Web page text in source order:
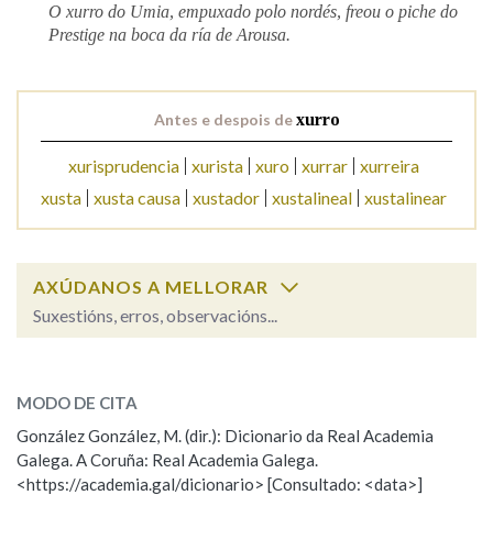
Na fraseoloxía
OUTRAS OPCIÓNS DE BUSCA
Marcas gramaticais
LIMPAR BUSCA
O xurro do Umia, empuxado polo nordés, freou o piche do
Prestige na boca da ría de Arousa.
Antes e despois dexurro
xurisprudencia xurista xuro xurrar xurreira
xusta xusta causa xustador xustalineal xustalinear
AXÚDANOS A MELLORAR
Suxestións, erros, observacións...
ESCOLLE UNHA OPCIÓN:
Observación Hai un erro na palabra
Propoño mellorar a definición
MODO DE CITA
González González, M. (dir.): Dicionario da Real Academia
Galega. A Coruña: Real Academia Galega.
<https://academia.gal/dicionario> [Consultado: <data>]